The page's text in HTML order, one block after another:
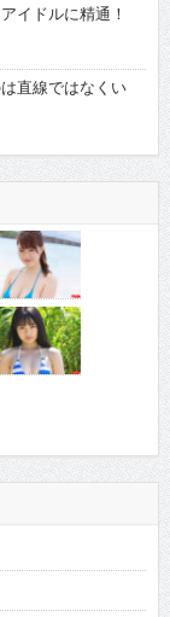
イドルに精通！
直線ではなくい